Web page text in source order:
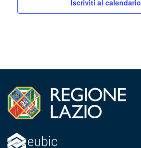
Iscriviti al calendario